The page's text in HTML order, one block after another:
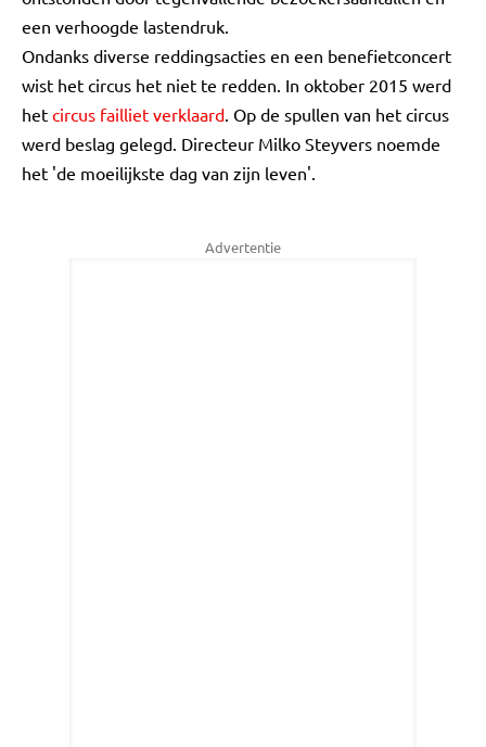
een verhoogde lastendruk.
Ondanks diverse reddingsacties en een benefietconcert
wist het circus het niet te redden. In oktober 2015 werd
het circus failliet verklaard. Op de spullen van het circus
werd beslag gelegd. Directeur Milko Steyvers noemde
het 'de moeilijkste dag van zijn leven'.
Advertentie